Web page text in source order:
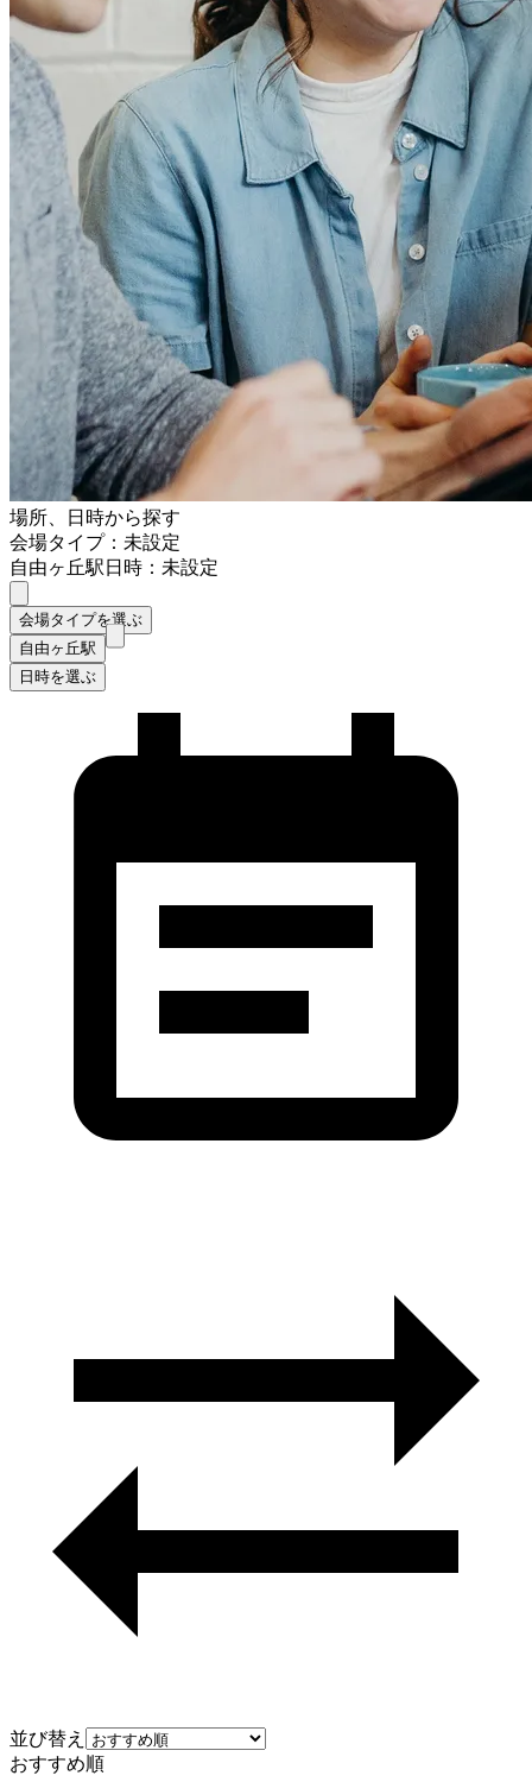
場所、日時から探す
会場タイプ：未設定
自由ヶ丘駅日時：未設定
会場タイプを選ぶ
自由ヶ丘駅
日時を選ぶ
並び替え
おすすめ順